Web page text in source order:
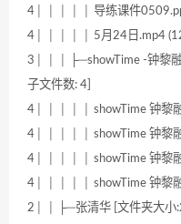
4│ │ │ │ │ 导练课件
4│ │ │ │ │ 5月24日.mp4
3│ │ │ ├─showTime -钟黎
子文件数: 4]
4│ │ │ │ │ showTime 钟黎
4│ │ │ │ │ showTime 钟黎
4│ │ │ │ │ showTime 钟黎
4│ │ │ │ │ showTime 钟黎
2│ │ ├─张清华 [文件夹大小